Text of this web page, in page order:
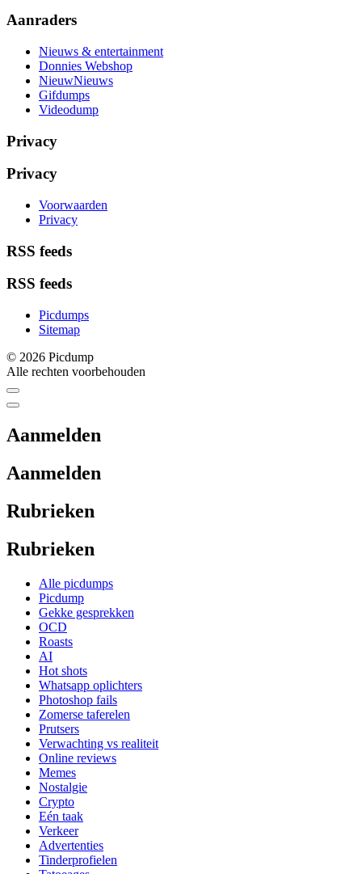
Aanraders
Nieuws & entertainment
Donnies Webshop
NieuwNieuws
Gifdumps
Videodump
Privacy
Privacy
Voorwaarden
Privacy
RSS feeds
RSS feeds
Picdumps
Sitemap
© 2026 Picdump
Alle rechten voorbehouden
Aanmelden
Aanmelden
Rubrieken
Rubrieken
Alle picdumps
Picdump
Gekke gesprekken
OCD
Roasts
AI
Hot shots
Whatsapp oplichters
Photoshop fails
Zomerse taferelen
Prutsers
Verwachting vs realiteit
Online reviews
Memes
Nostalgie
Crypto
Eén taak
Verkeer
Advertenties
Tinderprofielen